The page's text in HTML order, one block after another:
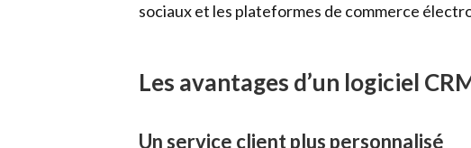
sociaux et les plateformes de commerce
Les avantages d’un logiciel
Un service client plus personnalisé